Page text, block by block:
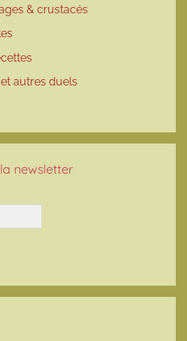
& crustacés
autres duels
newsletter